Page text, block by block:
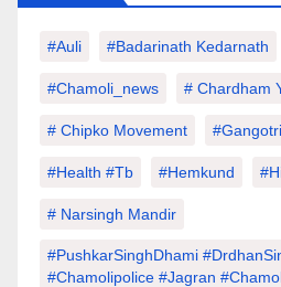
#auli #Badarinath Kedarnath
#chamoli_news # Chardham
# Chipko Movement
#Health #tb #hemkund
# Narsingh Mandir
#PushkarSinghDhami
#chamolipolice #Jagran